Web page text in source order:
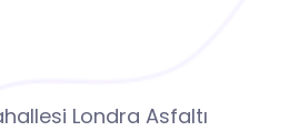
Londra Asfaltı